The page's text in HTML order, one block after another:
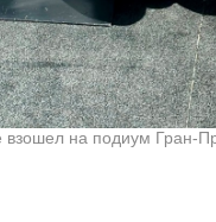
взошел на подиум Гран-